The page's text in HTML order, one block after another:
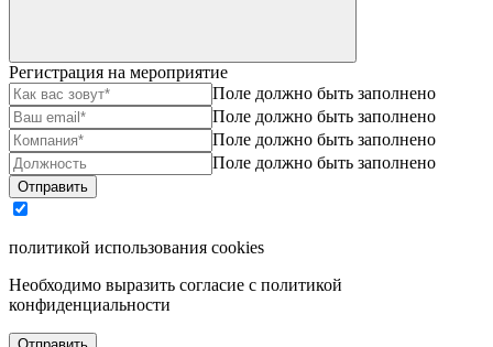
Регистрация на мероприятие
Поле должно быть заполнено
Поле должно быть заполнено
Поле должно быть заполнено
Поле должно быть заполнено
Отправить
политикой использования cookies
Необходимо выразить согласие с политикой
конфиденциальности